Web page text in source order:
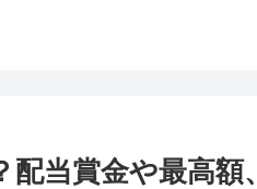
当賞金や最高額